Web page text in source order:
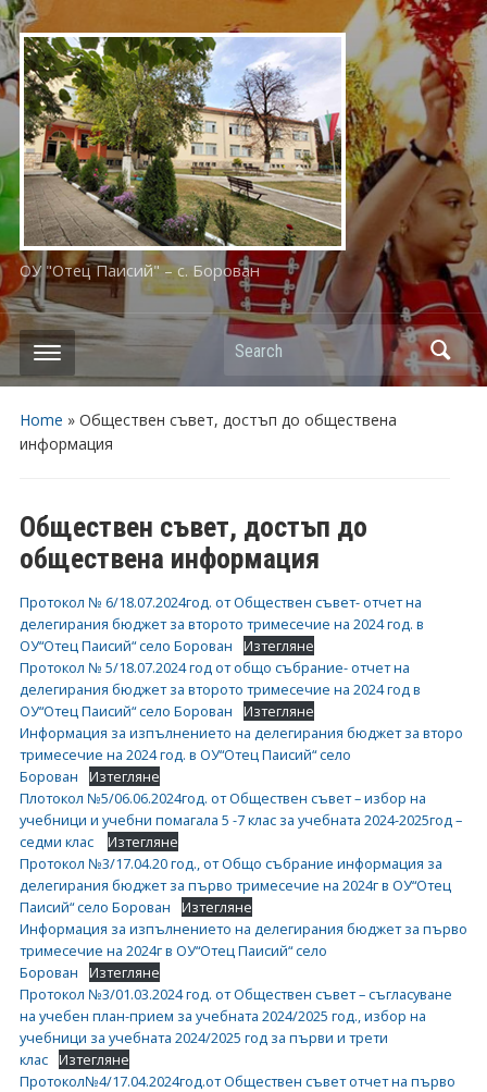
ОУ "Отец Паисий" – с. Борован
Search
Home » Обществен съвет, достъп до обществена
информация
Обществен съвет, достъп до
обществена информация
Протокол № 6/18.07.2024год. от Обществен съвет- отчет на
делегирания бюджет за второто тримесечие на 2024 год. в
ОУ“Отец Паисий“ село Борован
Изтегляне
Протокол № 5/18.07.2024 год от общо събрание- отчет на
делегирания бюджет за второто тримесечие на 2024 год в
ОУ“Отец Паисий“ село Борован
Изтегляне
Информация за изпълнението на делегирания бюджет за второ
тримесечие на 2024 год. в ОУ“Отец Паисий“ село
Борован
Изтегляне
Плотокол №5/06.06.2024год. от Обществен съвет – избор на
учебници и учебни помагала 5 -7 клас за учебната 2024-2025год –
седми клас
Изтегляне
Протокол №3/17.04.20 год., от Общо събрание информация за
делегирания бюджет за първо тримесечие на 2024г в ОУ“Отец
Паисий“ село Борован
Изтегляне
Информация за изпълнението на делегирания бюджет за първо
тримесечие на 2024г в ОУ“Отец Паисий“ село
Борован
Изтегляне
Протокол №3/01.03.2024 год. от Обществен съвет – съгласуване
на учебен план-прием за учебната 2024/2025 год., избор на
учебници за учебната 2024/2025 год за първи и трети
клас Изтегляне
Протокол№4/17.04.2024год.от Обществен съвет отчет на първо